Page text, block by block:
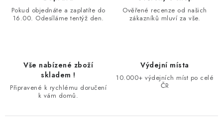
Pokud objednáte a zaplatíte do
16.00. Odesíláme tentýž den.
Ověřené recenze od našich
zákazníků mluví za vše.
Vše nabízené zboží
skladem !
Připravené k rychlému doručení
k vám domů.
Výdejní místa
10.000+ výdejních míst po celé
ČR